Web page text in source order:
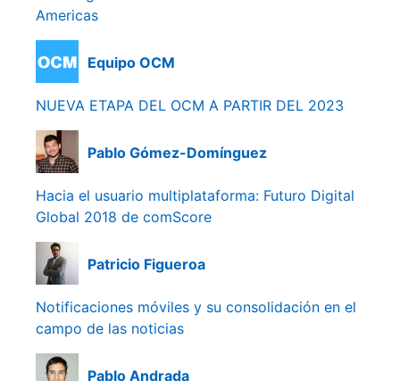
Americas
Equipo OCM
NUEVA ETAPA DEL OCM A PARTIR DEL 2023
Pablo Gómez-Domínguez
Hacia el usuario multiplataforma: Futuro Digital
Global 2018 de comScore
Patricio Figueroa
Notificaciones móviles y su consolidación en el
campo de las noticias
Pablo Andrada